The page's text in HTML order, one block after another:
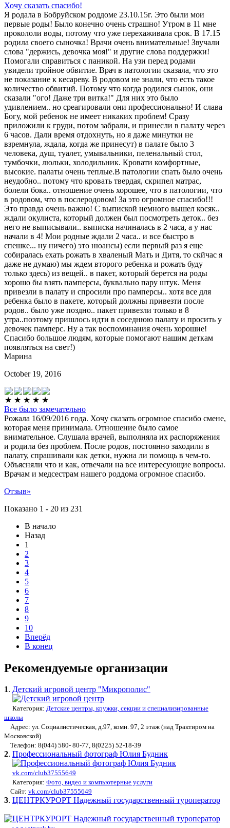
Хочу сказать спасибо!
Я родала в Бобруйском роддоме 23.10.15г. Это были мои
первые роды! Было конечно очень страшно! Утром в 11 мне
прокололи воды, потому что уже перехаживала срок. В 17.15
родила своего сыночка! Врачи очень внимательные! Звучали
слова "держись, девочка моя!" и другие слова поддержки!
Помогали справиться с паникой. На узи перед родами
увидели тройное обвитие. Врач в патологии сказала, что это
не показание к кесареву. В родовом не знали, что есть такое
количество обвитий. Потому что когда родился сынок, они
сказали "ого! Даже три витка!" Для них это было
удивлением.. но среагировали они профессионально! И слава
Богу, мой ребенок не имеет никаких проблем! Сразу
приложили к груди, потом забрали, и принесли в палату через
6 часов. Дали время отдохнуть, но я даже минутки не
взремнула, ждала, когда же принесут) в палате было 3
человека, душ, туалет, умывальники, пеленальный стол,
тумбочки, люльки, холодильник. Кровати комфортные,
высокие. палаты очень теплые.В патологии спать было очень
неудобно.. потому что кровать твердая, скрипел матрас,
болели бока.. отношение очень хорошее, что в патологии, что
в родовом, что в послеродовом! За это огромное спасибо!!!
Это правда очень важно! С выпиской немного вышел косяк..
ждали окулиста, который должен был посмотреть деток.. без
него не выписывали.. выписка начиналась в 2 часа, а у нас
начали в 4! Мои родные ждали 2 часа.. и все быстро в
спешке... ну ничего) это нюансы) если первый раз я еще
собиралась ехать рожать в хваленый Мать и Дитя, то скйчас я
даже не думаю) мы ждем второго ребенка и рожать буду
только здесь) из вещей.. в пакет, который берется на роды
хорошо бы взять памперсы, буквально пару штук. Меня
привезли в палату и спросили про памперсы.. хотя все для
ребенка было в пакете, который должны привезти после
родов.. было уже поздно.. пакет привезли только в 8
утра..поэтому пришлось идти в соседнюю палату и просить у
девочек памперс. Ну а так воспоминания очень хорошие!
Спасибо большое людям, которые помогают нашим деткам
появляться на свет!)
Марина
October 19, 2016
Все было замечательно
Рожала 16/09/2016 года. Хочу сказать огромное спасибо смене,
которая меня принимала. Отношение было самое
внимательное. Слушала врачей, выполняла их распоряжения
и родила без проблем. После родов, постоянно заходили в
палату, спрашивали как детки, нужна ли помощь в чем-то.
Объясняли что и как, отвечали на все интересующие вопросы.
Врачам и медсестрам нашего роддома огромное спасибо.
Отзыв»
Показано 1 - 20 из 231
В начало
Назад
1
2
3
4
5
6
7
8
9
10
Вперёд
В конец
Рекомендуемые организации
1. Детский игровой центр "Микрополис"
Категория: Детские центры, кружки, секции и специализированные
школы
Адрес: ул. Социалистическая, д.97, комн. 97, 2 этаж (над Трактиром на
Московской)
Телефон: 8(044) 580- 80-77, 8(0225) 52-18-39
2. Профессиональный фотограф Юлия Будник
vk.com/club37555649
Категория: Фото, видео и компьютерные услуги
Сайт: vk.com/club37555649
3. ЦЕНТРКУРОРТ Надежный государственный туроператор